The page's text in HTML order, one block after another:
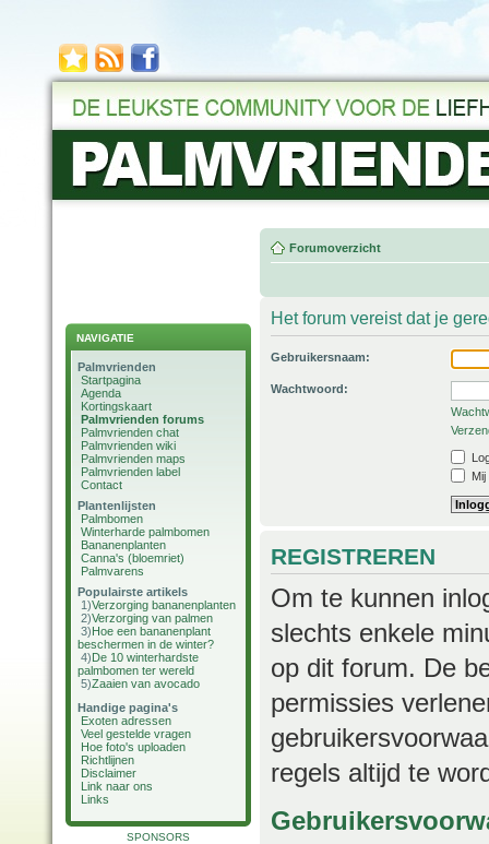
NAVIGATIE
Palmvrienden
Startpagina
Agenda
Kortingskaart
Palmvrienden forums
Palmvrienden chat
Palmvrienden wiki
Palmvrienden maps
Palmvrienden label
Contact
Plantenlijsten
Palmbomen
Winterharde palmbomen
Bananenplanten
Canna's (bloemriet)
Palmvarens
Populairste artikels
1)Verzorging bananenplanten
2)Verzorging van palmen
3)Hoe een bananenplant
beschermen in de winter?
4)De 10 winterhardste
palmbomen ter wereld
5)Zaaien van avocado
Handige pagina's
Exoten adressen
Veel gestelde vragen
Hoe foto's uploaden
Richtlijnen
Disclaimer
Link naar ons
Links
SPONSORS
Forumoverzicht
Het forum vereist dat je
Gebruikersnaam:
Wachtwoord:
REGISTREREN
Om te kunnen
slechts enkele
op dit forum. De
permissies
regels altijd te